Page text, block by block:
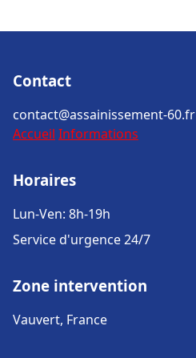
Contact
contact@assainissement-60.fr
Accueil Informations
Horaires
Lun-Ven: 8h-19h
Service d'urgence 24/7
Zone intervention
Vauvert, France